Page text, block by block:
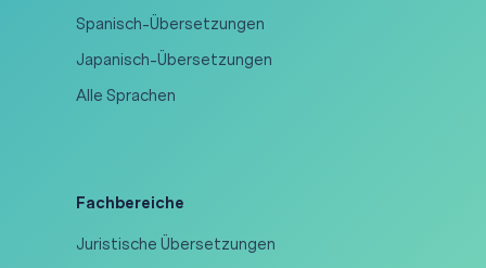
Spanisch-Übersetzungen
Japanisch-Übersetzungen
Alle Sprachen
Fachbereiche
Juristische Übersetzungen